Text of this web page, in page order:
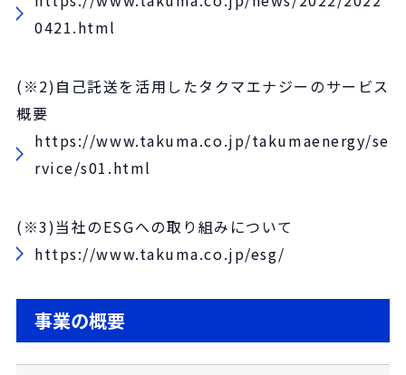
0421.html
(※2)自己託送を活用したタクマエナジーのサービス
概要
https://www.takuma.co.jp/takumaenergy/se
rvice/s01.html
(※3)当社のESGへの取り組みについて
https://www.takuma.co.jp/esg/
事業の概要